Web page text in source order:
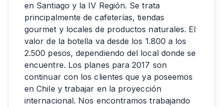
en Santiago y la IV Región. Se trata
principalmente de cafeterías, tiendas
gourmet y locales de productos naturales. El
valor de la botella va desde los 1.800 a los
2.500 pesos, dependiendo del local donde se
encuentre. Los planes para 2017 son
continuar con los clientes que ya poseemos
en Chile y trabajar en la proyección
internacional. Nos encontramos trabajando